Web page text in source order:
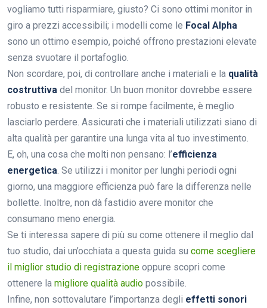
vogliamo tutti risparmiare, giusto? Ci sono ottimi monitor in
giro a prezzi accessibili; i modelli come le Focal Alpha
sono un ottimo esempio, poiché offrono prestazioni elevate
senza svuotare il portafoglio.
Non scordare, poi, di controllare anche i materiali e la qualità
costruttiva del monitor. Un buon monitor dovrebbe essere
robusto e resistente. Se si rompe facilmente, è meglio
lasciarlo perdere. Assicurati che i materiali utilizzati siano di
alta qualità per garantire una lunga vita al tuo investimento.
E, oh, una cosa che molti non pensano: l’efficienza
energetica. Se utilizzi i monitor per lunghi periodi ogni
giorno, una maggiore efficienza può fare la differenza nelle
bollette. Inoltre, non dà fastidio avere monitor che
consumano meno energia.
Se ti interessa sapere di più su come ottenere il meglio dal
tuo studio, dai un’occhiata a questa guida su come scegliere
il miglior studio di registrazione oppure scopri come
ottenere la migliore qualità audio possibile.
Infine, non sottovalutare l’importanza degli effetti sonori